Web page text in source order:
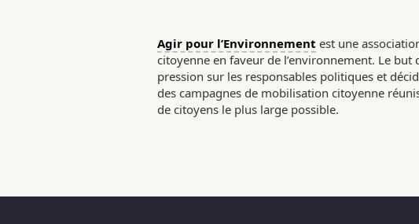
Agir pour l’Environnement est une
citoyenne en faveur de l’environnement. Le but
pression sur les responsables politiques et
des campagnes de mobilisation citoyenne
de citoyens le plus large possible.